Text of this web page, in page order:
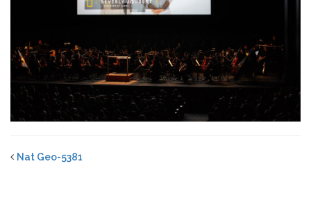
Nat Geo-5381